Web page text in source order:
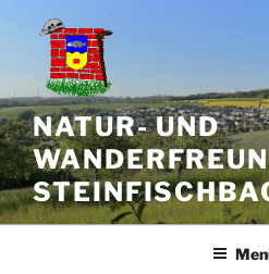
Inhalt
springen
NATUR- UND